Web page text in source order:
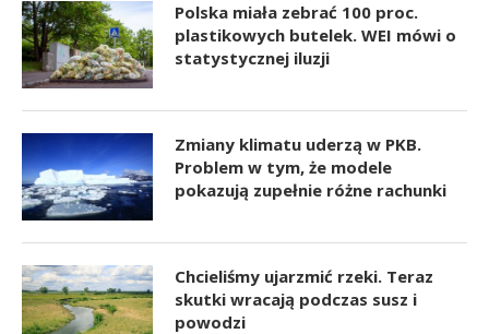
Polska miała zebrać 100 proc.
plastikowych butelek. WEI mówi o
statystycznej iluzji
Zmiany klimatu uderzą w PKB.
Problem w tym, że modele
pokazują zupełnie różne rachunki
Chcieliśmy ujarzmić rzeki. Teraz
skutki wracają podczas susz i
powodzi